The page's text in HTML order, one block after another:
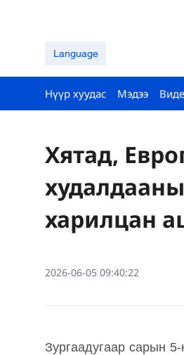
Language
Нүүр хуудас Мэдээ
Хятад,
харилцан
2026-06-05 09:40:22
Зургаадугаар сарын